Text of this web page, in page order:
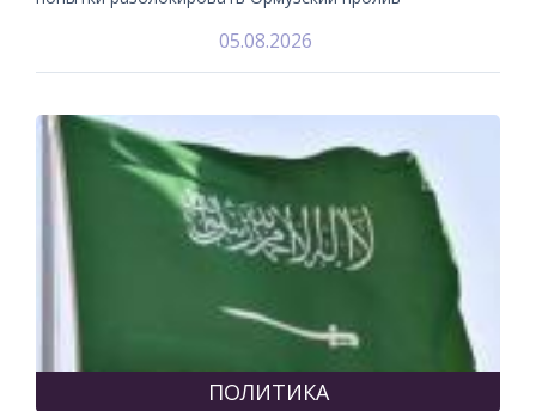
05.08.2026
ПОЛИТИКА